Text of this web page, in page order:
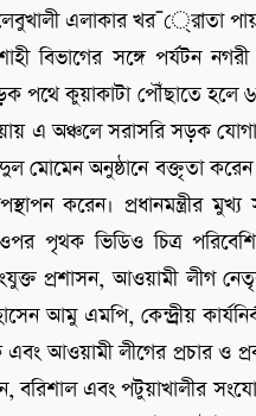
এলাকার খর¯্রােতা
বিভাগের সঙ্গে পর্যটন
পথে কুয়াকাটা পৌঁছাতে হলে
এ অঞ্চলে সরাসরি সড়ক
মোমেন অনুষ্ঠানে বক্তৃতা
করেন। প্রধানমন্ত্রীর
পৃথক ভিডিও চিত্র
প্রশাসন, আওয়ামী লীগ
আমু এমপি, কেন্দ্র্রীয়
এবং আওয়ামী লীগের প্রচার
বরিশাল এবং পটুয়াখালীর